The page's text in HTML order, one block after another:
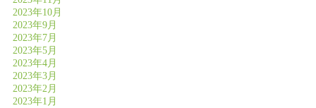
2023年10月
2023年9月
2023年7月
2023年5月
2023年4月
2023年3月
2023年2月
2023年1月